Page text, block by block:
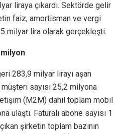
liraya çıkardı. Sektörde gelir
faiz, amortisman ve vergi
milyar lira olarak gerçekleşti.
283,9 milyar lirayı aşan
sayısı 25,2 milyona
(M2M) dahil toplam mobil
ulaştı. Faturalı abone sayısı 1
şirketin toplam bazının